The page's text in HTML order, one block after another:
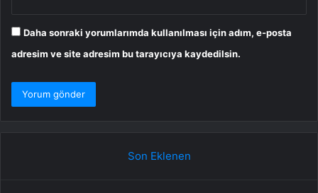
Daha sonraki yorumlarımda kullanılması için adım, e-posta
adresim ve site adresim bu tarayıcıya kaydedilsin.
Son Eklenen